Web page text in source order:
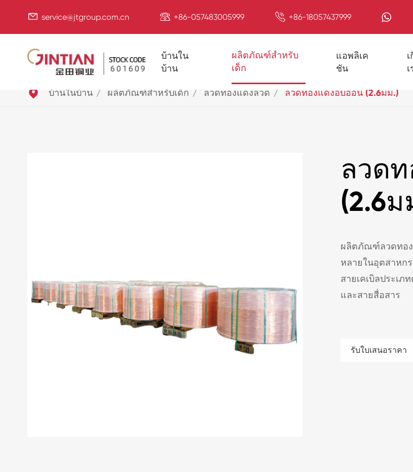
 service@jtgroup.com.cn  +86-057483005999  +86-18057437999
บ้านใน
บ้าน
ผลิตภัณฑ์สำหรับ
เด็ก
แอพลิเค
ชัน
 บ้านในบ้าน ผลิตภัณฑ์สำหรับเด็ก ลวดทองแดงลวด ลวดทองแดงอบอ่อน (2.6มม.)
ลวด
(2.6ม
ผลิตภัณฑ์ลวดทอง
หลายในอุตสาหก
สายเคเบิลประเภ
และสายสื่อสาร
รับใบเสนอราคา